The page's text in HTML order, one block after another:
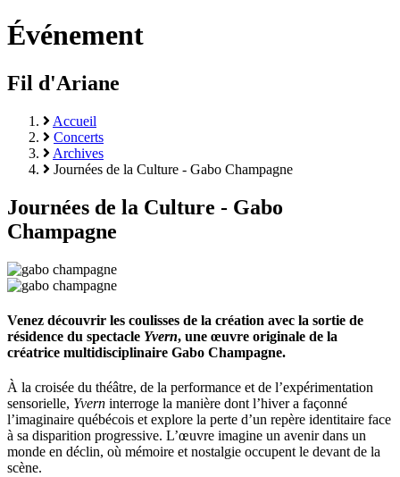
Événement
Fil d'Ariane
Accueil
Concerts
Archives
Journées de la Culture - Gabo Champagne
Journées de la Culture - Gabo
Champagne
Venez découvrir les coulisses de la création avec la sortie de
résidence du spectacle Yvern, une œuvre originale de la
créatrice multidisciplinaire Gabo Champagne.
À la croisée du théâtre, de la performance et de l’expérimentation
sensorielle, Yvern interroge la manière dont l’hiver a façonné
l’imaginaire québécois et explore la perte d’un repère identitaire face
à sa disparition progressive. L’œuvre imagine un avenir dans un
monde en déclin, où mémoire et nostalgie occupent le devant de la
scène.